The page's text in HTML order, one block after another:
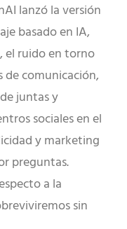
lanzó la versión
basado en IA,
el ruido en torno
de comunicación,
juntas y
sociales en el
y marketing
preguntas.
a la
sin